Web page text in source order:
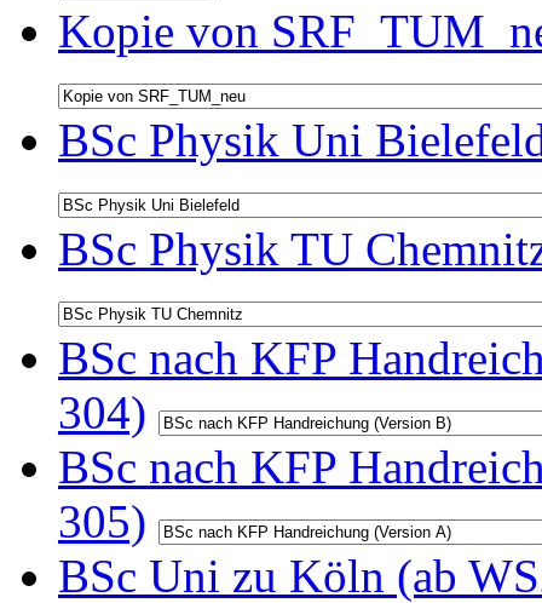
Kopie von
BSc Physik Uni
BSc Physik TU
BSc nach KFP
304)
BSc nach KFP
305)
BSc Uni zu Köln (ab